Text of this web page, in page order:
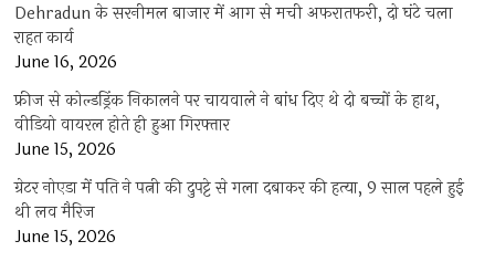
Dehradun के सरनीमल बाजार में आग से मची अफरातफरी, दो घंटे चला
राहत कार्य
June 16, 2026
फ्रीज से कोल्डड्रिंक निकालने पर चायवाले ने बांध दिए थे दो बच्चों के हाथ,
वीडियो वायरल होते ही हुआ गिरफ्तार
June 15, 2026
ग्रेटर नोएडा में पति ने पत्नी की दुपट्टे से गला दबाकर की हत्या, 9 साल पहले हुई
थी लव मैरिज
June 15, 2026